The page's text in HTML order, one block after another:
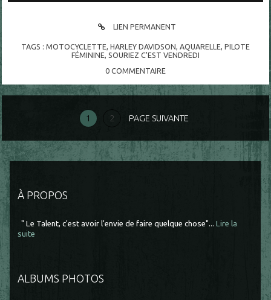
À PROPOS
" Le Talent, c'est avoir l'envie de faire quelque chose"... Lire la
suite
ALBUMS PHOTOS
LIEN PERMANENT
TAGS : MOTOCYCLETTE, HARLEY DAVIDSON, AQUARELLE, PILOTE
FÉMININE, SOURIEZ C'EST VENDREDI
0 COMMENTAIRE
1 2 PAGE SUIVANTE